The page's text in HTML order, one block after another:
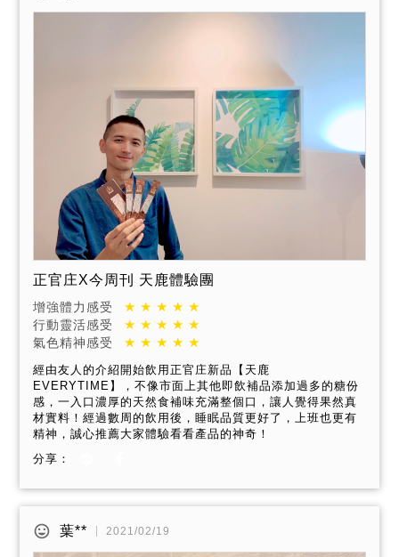
正官庄X今周刊 天鹿體驗團
增強體力感受
行動靈活感受
氣色精神感受
經由友人的介紹開始飲用正官庄新品【天鹿
EVERYTIME】，不像市面上其他即飲補品添加過多的糖份
感，一入口濃厚的天然食補味充滿整個口，讓人覺得果然真
材實料！經過數周的飲用後，睡眠品質更好了，上班也更有
精神，誠心推薦大家體驗看看產品的神奇！
分享：
葉** 2021/02/19